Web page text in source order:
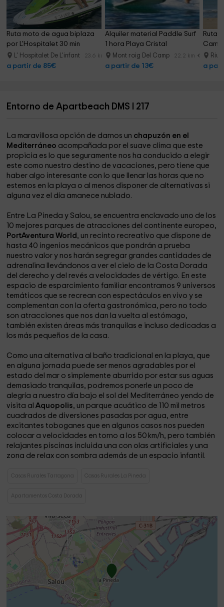
Ruta moto de agua biplaza
por L'Hospitalet 30 min
L' Hospitalet De L'infant 23.6 km
a partir de 85€
Alquiler material Paddle Surf
1 hora Playa Cristal
Mont roig Del Camp 22.2 km
a partir de 13€
Ruta
a
Entorno de Apartbeach DMS I 217
La maravillosa opción de darnos un chapuzón en el
Mediterráneo acompañada por el suave clima que este
propicia es lo que seguramente nos ha conducido a elegir
este como nuestro destino de vacaciones, pero tiene que
haber algo interesante con lo que llenar las horas que no
estemos en la playa o al menos disponer de alternativas si
alguna vez el día amanece nublado.
Entre La Pineda y Salou, se encuentra enclavado uno de los
10 mejores parques de atracciones del continente europeo,
PortAventura World , un recinto recreativo que dispone de
hasta 40 ingenios mecánicos que pondrán a prueba
nuestro valor y nos harán segregar grandes cantidades de
adrenalina llevándonos a ver el cielo de la Costa Dorada
del derecho y del revés a velocidades de vértigo. En este
espacio de esparcimiento familiar encontramos 9 universos
temáticos que se recrean con espectáculos en vivo y se
complementan con la oferta gastronómica, pero no todo
son atracciones que nos dan la vuelta al estómago,
también existen áreas más tranquilas e incluso dedicadas a
los más pequeños de la casa.
Como una alternativa al baño tradicional en la playa, que
en alguna jornada puede ser menos agradables por el
estado del mar o simplemente aburrido por estar sus aguas
demasiado tranquilas, podremos ponerle un poco de
alegría a nuestro día bajo el sol del Mediterráneo yendo de
visita al Aquopolis, un parque acuático de 110 mil metros
cuadrados de diversiones pasadas por agua, entre
excitantes toboganes que en algunos casos nos pueden
colocar a velocidades en torno a los 50 km/h, pero también
relajantes piscinas incluida una con olas artificiales y una
zona de relax con sombra además de un espacio infantil.
Casas Rurales Tarragona Casas Rurales La Pineda
Apartamentos Costa Dorada